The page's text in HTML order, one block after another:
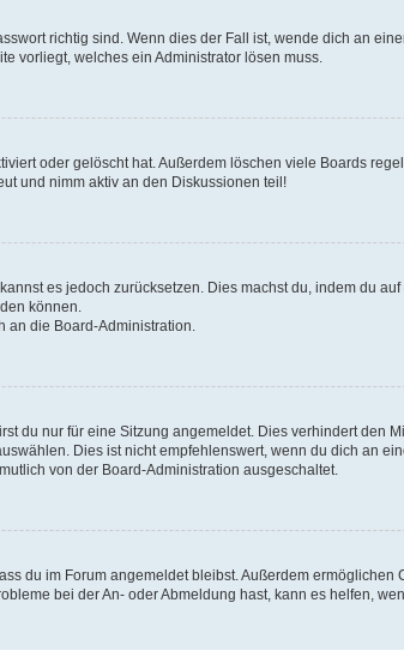
richtig sind. Wenn dies der Fall ist, wende dich an
vorliegt, welches ein Administrator lösen muss.
oder gelöscht hat. Außerdem löschen viele Boards
und nimm aktiv an den Diskussionen teil!
es jedoch zurücksetzen. Dies machst du, indem du
können.
an die Board-Administration.
du nur für eine Sitzung angemeldet. Dies verhindert den
Dies ist nicht empfehlenswert, wenn du dich an
von der Board-Administration ausgeschaltet.
du im Forum angemeldet bleibst. Außerdem
bei der An- oder Abmeldung hast, kann es helfen,